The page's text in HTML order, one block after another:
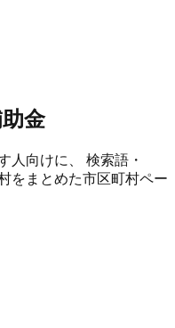
金
人向けに、 検索語・
をまとめた市区町村ペー